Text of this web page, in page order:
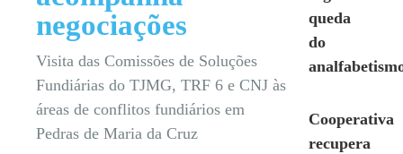
negociações
Visita das Comissões de Soluções
Fundiárias do TJMG, TRF 6 e CNJ às
áreas de conflitos fundiários em
Pedras de Maria da Cruz
queda
do
Cooperativa
recupera